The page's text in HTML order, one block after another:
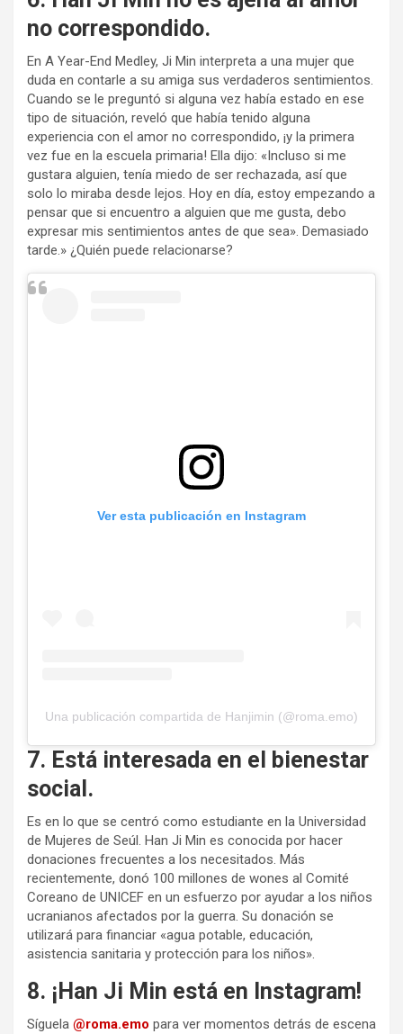
no correspondido.
En A Year-End Medley, Ji Min interpreta a una mujer que
duda en contarle a su amiga sus verdaderos sentimientos.
Cuando se le preguntó si alguna vez había estado en ese
tipo de situación, reveló que había tenido alguna
experiencia con el amor no correspondido, ¡y la primera
vez fue en la escuela primaria! Ella dijo: «Incluso si me
gustara alguien, tenía miedo de ser rechazada, así que
solo lo miraba desde lejos. Hoy en día, estoy empezando a
pensar que si encuentro a alguien que me gusta, debo
expresar mis sentimientos antes de que sea». Demasiado
tarde.» ¿Quién puede relacionarse?
Ver esta publicación en Instagram
Una publicación compartida de Hanjimin (@roma.emo)
7. Está interesada en el bienestar
social.
Es en lo que se centró como estudiante en la Universidad
de Mujeres de Seúl. Han Ji Min es conocida por hacer
donaciones frecuentes a los necesitados. Más
recientemente, donó 100 millones de wones al Comité
Coreano de UNICEF en un esfuerzo por ayudar a los niños
ucranianos afectados por la guerra. Su donación se
utilizará para financiar «agua potable, educación,
asistencia sanitaria y protección para los niños».
8. ¡Han Ji Min está en Instagram!
Síguela @roma.emo para ver momentos detrás de escena